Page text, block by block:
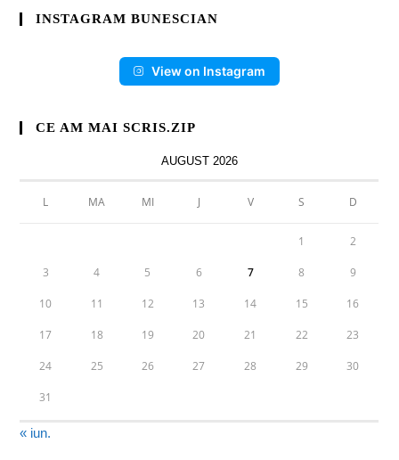
INSTAGRAM BUNESCIAN
View on Instagram
CE AM MAI SCRIS.ZIP
AUGUST 2026
L MA MI J V S D
1 2
3 4 5 6 7 8 9
10 11 12 13 14 15 16
17 18 19 20 21 22 23
24 25 26 27 28 29 30
31
« iun.